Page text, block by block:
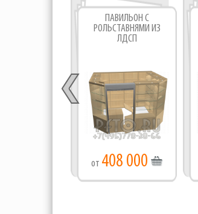
ПАВИЛЬОН С
РОЛЬСТАВНЯМИ ИЗ
ЛДСП
от 408 000